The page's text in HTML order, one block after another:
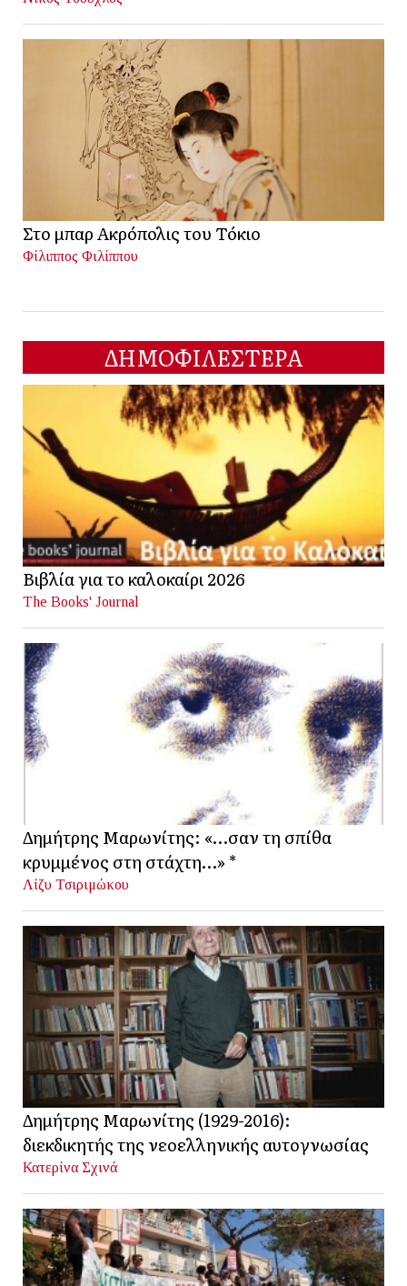
Στο μπαρ Ακρόπολις του Τόκιο
Φίλιππος Φιλίππου
ΔΗΜΟΦΙΛΕΣΤΕΡΑ
Βιβλία για το καλοκαίρι 2026
The Books' Journal
Δημήτρης Μαρωνίτης: «…σαν τη σπίθα
κρυμμένος στη στάχτη…» *
Λίζυ Τσιριμώκου
Δημήτρης Μαρωνίτης (1929-2016):
διεκδικητής της νεοελληνικής αυτογνωσίας
Κατερίνα Σχινά